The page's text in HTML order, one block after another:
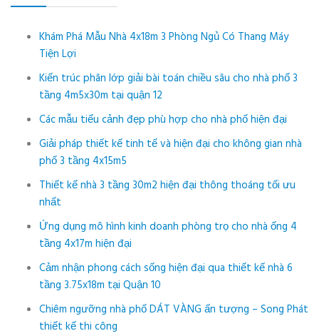
Khám Phá Mẫu Nhà 4x18m 3 Phòng Ngủ Có Thang Máy
Tiện Lợi
Kiến trúc phân lớp giải bài toán chiều sâu cho nhà phố 3
tầng 4m5x30m tại quận 12
Các mẫu tiểu cảnh đẹp phù hợp cho nhà phố hiện đại
Giải pháp thiết kế tinh tế và hiện đại cho không gian nhà
phố 3 tầng 4x15m5
Thiết kế nhà 3 tầng 30m2 hiện đại thông thoáng tối ưu
nhất
Ứng dụng mô hình kinh doanh phòng trọ cho nhà ống 4
tầng 4x17m hiện đại
Cảm nhận phong cách sống hiện đại qua thiết kế nhà 6
tầng 3.75x18m tại Quận 10
Chiêm ngưỡng nhà phố DÁT VÀNG ấn tượng – Song Phát
thiết kế thi công